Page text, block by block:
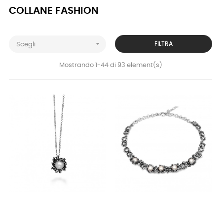
COLLANE FASHION
Scegli  FILTRA
Mostrando 1-44 di 93 element(s)